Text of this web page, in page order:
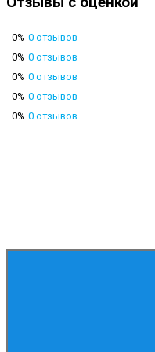
0% 0 отзывов
0% 0 отзывов
0% 0 отзывов
0% 0 отзывов
0% 0 отзывов